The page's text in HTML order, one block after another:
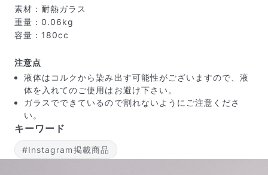
届いたお花に元気がなかったら？
もし届いたお花に「枯れている」「折れている」などの
不備があった場合は、些細なことでもお気軽にサポート
までご連絡ください。ご返金にて補償いたします。
素材：耐熱ガラス
重量：0.06kg
容量：180cc
注意点
液体はコルクから染み出す可能性がございますので、液
体を入れてのご使用はお避け下さい。
ガラスでできているので割れないようにご注意くださ
い。
キーワード
#Instagram掲載商品